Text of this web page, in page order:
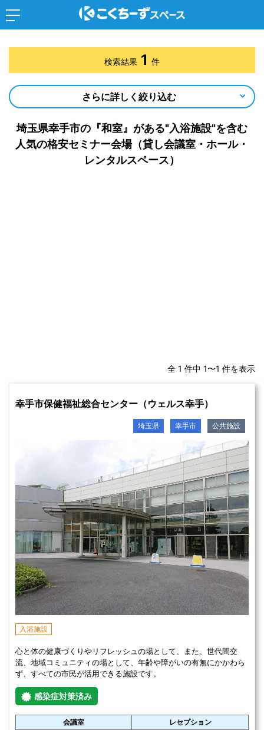
埼玉県幸手市の『和室』がある"入浴施設"を含む
人気の格安セミナー会場（貸し会議室・ホール・
レンタルスペース）
全 1 件中 1〜1 件を表示
幸手市保健福祉総合センター（ウェルス幸手）
埼玉県 幸手市 公共施設
入浴施設
心と体の健康づくりやリフレッシュの場として、また、世代間交
流、地域コミュニティの場として、年齢や障がいの有無にかかわら
ず、すべての市民が活用できる施設です。
感染症対策済み
会議室
レセプション
検索結果 1 件
さらに詳しく絞り込む